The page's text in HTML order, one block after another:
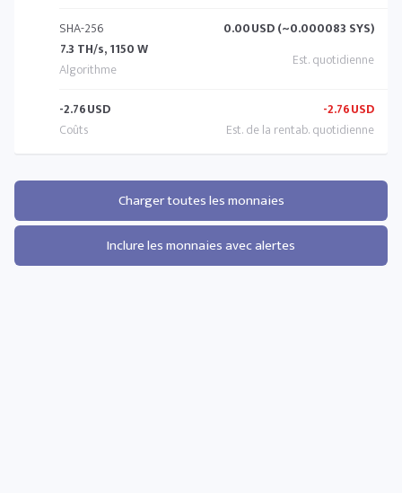
SHA-256
7.3 TH/s, 1150 W
0.00USD (~0.000083 SYS)
-2.76USD -2.76USD
Charger toutes les monnaies
Inclure les monnaies avec alertes